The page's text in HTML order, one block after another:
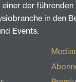
einer der
in den
Events.